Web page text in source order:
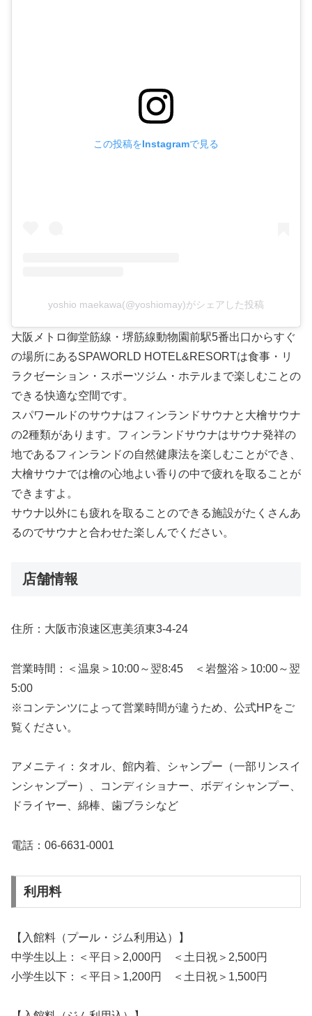
この投稿をInstagramで見る
yoshio maekawa(@yoshiomay)がシェアした投稿
大阪メトロ御堂筋線・堺筋線動物園前駅5番出口からすぐ
の場所にあるSPAWORLD HOTEL&RESORTは食事・リ
ラクゼーション・スポーツジム・ホテルまで楽しむことの
できる快適な空間です。
スパワールドのサウナはフィンランドサウナと大檜サウナ
の2種類があります。フィンランドサウナはサウナ発祥の
地であるフィンランドの自然健康法を楽しむことができ、
大檜サウナでは檜の心地よい香りの中で疲れを取ることが
できますよ。
サウナ以外にも疲れを取ることのできる施設がたくさんあ
るのでサウナと合わせた楽しんでください。
店舗情報
住所：大阪市浪速区恵美須東3-4-24
営業時間：＜温泉＞10:00～翌8:45 ＜岩盤浴＞10:00～翌
5:00
※コンテンツによって営業時間が違うため、公式HPをご
覧ください。
アメニティ：タオル、館内着、シャンプー（一部リンスイ
ンシャンプー）、コンディショナー、ボディシャンプー、
ドライヤー、綿棒、歯ブラシなど
電話：06-6631-0001
利用料
【入館料（プール・ジム利用込）】
中学生以上：＜平日＞2,000円 ＜土日祝＞2,500円
小学生以下：＜平日＞1,200円 ＜土日祝＞1,500円